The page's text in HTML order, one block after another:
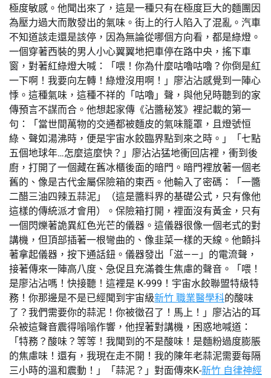
極度敏感。他聞出來了，這是一種只有在極度巨大的麵團因
為壓力過大而散發出的氣味。街上的行人陷入了混亂。汽車
不知道該走還是該停，因為無論從哪個方向看，都是綠燈。
一個穿著西裝的男人小心翼翼地把車停在路中央，搖下車
窗，對著紅綠燈大喊：「喂！你為什麼咕嚕咕嚕？你倒是紅
一下啊！我要向左轉！綠燈沒用啊！」廖沾沾感覺到一陣心
悸。這種氣味，這種不祥的「咕嚕」聲，與他兒時聽到的家
傳預言不謀而合。他想起家傳《沾醬秘笈》裡記載的第一
句：「當世間萬物的交通都被麵皮的氣味籠罩，且燈號恒
綠、聲如湯沸時，便是宇宙水餃臨界點到來之時。」「七點
五個地球年…怎麼這麼快？」廖沾沾猛地衝回店裡，衝到後
廚，打開了一個藏在舊冰櫃後面的暗門。暗門裡放著一個老
舊的、像是古代金屬保險箱的東西。他輸入了密碼：「一醬
二醋三油四辣五蒜泥」（這是醬料界的基礎公式，只有像他
這樣的傳統派才會用）。保險箱打開，裡面沒有黃金，只有
一個閃爍著詭異紅色光芒的儀器。這儀器很像一個老式的對
講機，但頂部插著一根彎曲的、像韭菜一樣的天線。他顫抖
著拿起儀器，按下通話鈕。儀器發出「滋——」的電流聲，
接著傳來一陣高八度、急促且充滿養生焦慮的聲音。「喂！
是廖沾沾嗎！快接聽！這裡是 K-999！宇宙水餃聯盟特級特
務！你那邊是不是已經聞到宇宙級新竹 職業醫學科的酸味
了？我們需要你的蒜泥！你被徵召了！馬上！」廖沾沾的耳
朵被這聲音震得嗡嗡作響，他捏著對講機，困惑地喊道：
「特務？酸味？等等！我聞到的不是酸味！是麵粉過度膨脹
的焦慮味！還有，我現在走不開！我的陳年老蒜泥需要每隔
三小時的溫和震動！」「蒜泥？」對面傳來K-新竹 自律神經